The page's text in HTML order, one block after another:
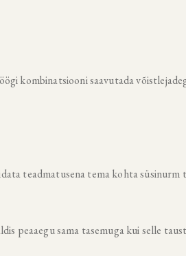
kombinatsiooni saavutada
teadmatusena tema kohta süsinurm
peaaegu sama tasemuga kui selle